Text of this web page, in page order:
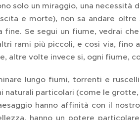
solo un miraggio, una necessità
e morte), non sa andare
fine. Se segui un fiume, vedrai
rami più piccoli, e cosi via,
altre volte invece si, ogni fiume,
lungo fiumi, torrenti e
naturali particolari (come le
hanno affinità con il
hanno un potere